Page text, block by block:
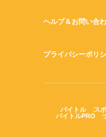
ヘルプ＆お問い合
プライバシーポリ
バイトル ス
バイトルPRO